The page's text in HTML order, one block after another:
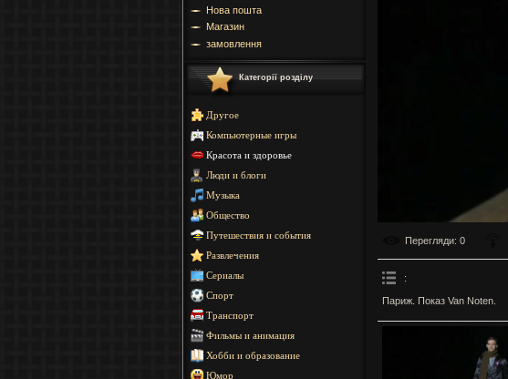
Нова пошта
Магазин
замовлення
Категорії розділу
Другое
Компьютерные игры
Красота и здоровье
Люди и блоги
Музыка
Общество
Путешествия и события
Развлечения
Сериалы
Спорт
Транспорт
Фильмы и анимация
Хобби и образование
Юмор
Перегляди: 0
:
Париж. Показ Van Noten.